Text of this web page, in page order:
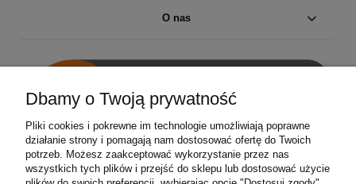
O nas
Find us on Facebook!
Dbamy o Twoją prywatność
Pliki cookies i pokrewne im technologie umożliwiają poprawne
działanie strony i pomagają nam dostosować ofertę do Twoich
potrzeb. Możesz zaakceptować wykorzystanie przez nas
wszystkich tych plików i przejść do sklepu lub dostosować użycie